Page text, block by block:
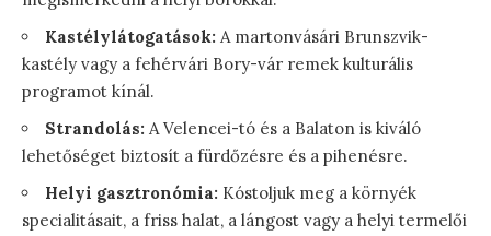
Kastélylátogatások: A martonvásári Brunszvik-
kastély vagy a fehérvári Bory-vár remek kulturális
programot kínál.
Strandolás: A Velencei-tó és a Balaton is kiváló
lehetőséget biztosít a fürdőzésre és a pihenésre.
Helyi gasztronómia: Kóstoljuk meg a környék
specialitásait, a friss halat, a lángost vagy a helyi termelői